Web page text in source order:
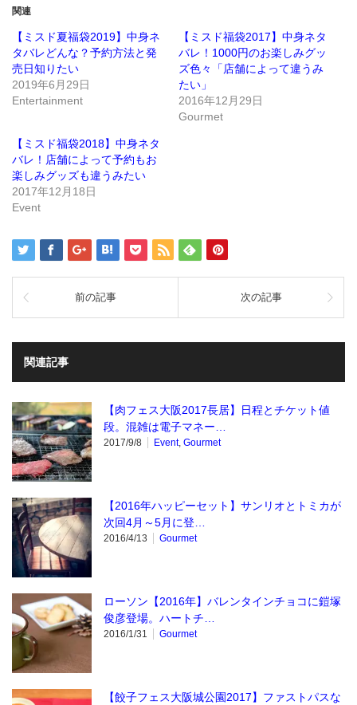
(新
し
い
ウ
ィ
ン
ド
ウ
ま
す)
ッ
ク
し
く
だ
さ
い
ウ
ィ
ン
ド
ウ
で
開
関連
【ミスド夏福袋2019】中身ネ
タバレどんな？予約方法と発
売日知りたい
2019年6月29日
Entertainment
【ミスド福袋2017】中身ネタ
バレ！1000円のお楽しみグッ
ズ色々「店舗によって違うみ
たい」
2016年12月29日
Gourmet
【ミスド福袋2018】中身ネタ
バレ！店舗によって予約もお
楽しみグッズも違うみたい
2017年12月18日
Event
前の記事 次の記事
関連記事
【肉フェス大阪2017長居】日程とチケット値
段。混雑は電子マネー…
2017/9/8 Event, Gourmet
【2016年ハッピーセット】サンリオとトミカが
次回4月～5月に登…
2016/4/13 Gourmet
ローソン【2016年】バレンタインチョコに鎧塚
俊彦登場。ハートチ…
2016/1/31 Gourmet
【餃子フェス大阪城公園2017】ファストパスな